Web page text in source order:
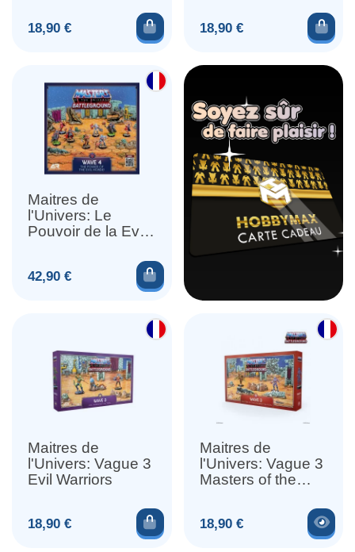
Prix
18,90 € Ajouter au panier
Prix
18,90 €
Maitres de
l'Univers: Le
Pouvoir de la Evil
Prix
42,90 € Ajouter au panier
Maitres de
l'Univers: Vague 3
Evil Warriors
Prix
18,90 € Ajouter au panier
Maitres de
l'Univers: Vague 3
Masters of the
Prix
18,90 €